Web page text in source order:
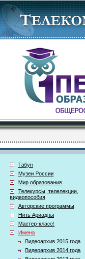
Табун
Музеи России
Мир образования
Телекурсы, телелекции,
видеопособия
Авторские программы
Нить Ариадны
Мастер-класс!
Имена
Видеоархив 2015 года
Видеоархив 2014 года